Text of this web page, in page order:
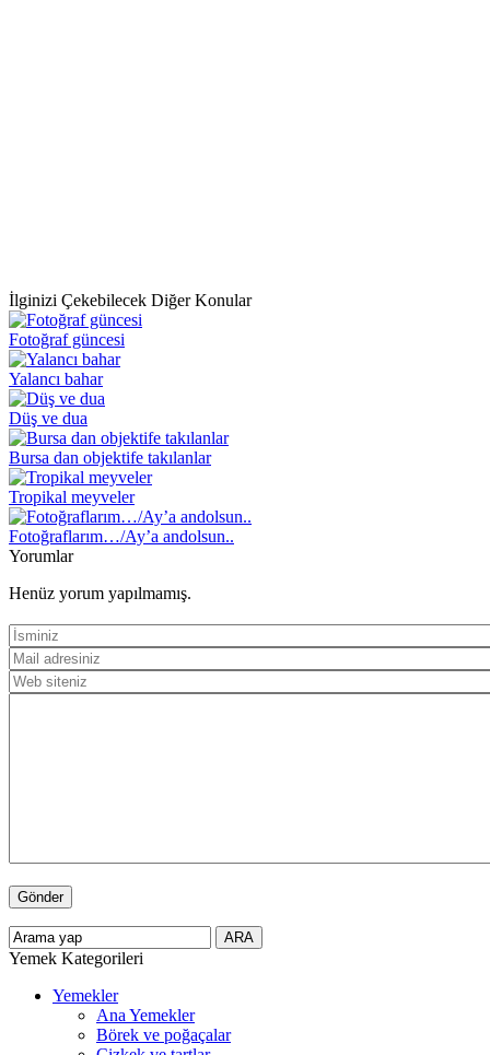
İlginizi Çekebilecek Diğer Konular
Fotoğraf güncesi
Yalancı bahar
Düş ve dua
Bursa dan objektife takılanlar
Tropikal meyveler
Fotoğraflarım…/Ay’a andolsun..
Yorumlar
Henüz yorum yapılmamış.
Yemek Kategorileri
Yemekler
Ana Yemekler
Börek ve poğaçalar